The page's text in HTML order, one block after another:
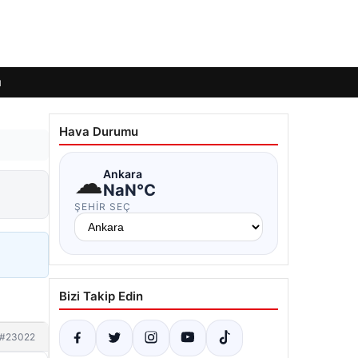
#23022
Hava Durumu
☁Ankara
NaN°C
ŞEHIR SEÇ
Bizi Takip Edin